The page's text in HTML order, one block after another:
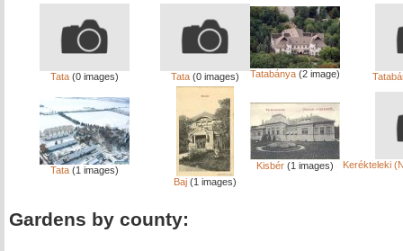
Tata (0 images) Tata (0 images) Tatabánya (2 image)
Tata (1 images)
Baj (1 images)
Kisbér (1 images)
Kerékteleki
Gardens by county: